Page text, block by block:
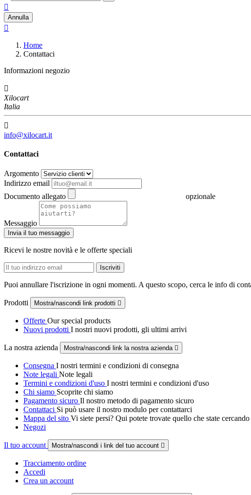

Annulla

Home
Contattaci
Informazioni negozio

Xilocart
Italia

info@xilocart.it
Contattaci
Argomento
Indirizzo email
Documento allegato
opzionale
Messaggio
Invia il tuo messaggio
Ricevi le nostre novità e le offerte speciali
Puoi annullare l'iscrizione in ogni momenti. A questo scopo, cerca le info di
Prodotti Mostra/nascondi link prodotti 
Offerte Our special products
Nuovi prodotti I nostri nuovi prodotti, gli ultimi arrivi
La nostra azienda Mostra/nascondi link la nostra azienda 
Consegna I nostri termini e condizioni di consegna
Note legali Note legali
Termini e condizioni d'uso I nostri termini e condizioni d'uso
Chi siamo Scoprite chi siamo
Pagamento sicuro Il nostro metodo di pagamento sicuro
Contattaci Si può usare il nostro modulo per contattarci
Mappa del sito Vi siete persi? Qui potete trovate quello che state cercando
Negozi
Il tuo account Mostra/nascondi i link del tuo account 
Tracciamento ordine
Accedi
Crea un account